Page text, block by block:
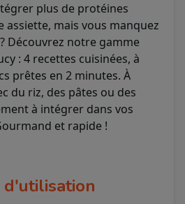
plus de protéines
assiette, mais vous manquez
Découvrez notre gamme
: 4 recettes cuisinées, à
prêtes en 2 minutes. À
du riz, des pâtes ou des
à intégrer dans vos
et rapide !
d'utilisation